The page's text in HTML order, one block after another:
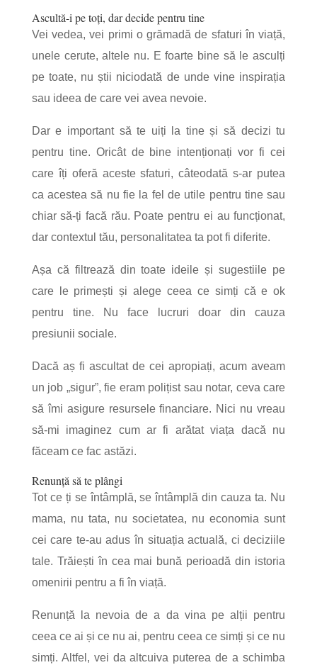
Ascultă-i pe toți, dar decide pentru tine
Vei vedea, vei primi o grămadă de sfaturi în viață,
unele cerute, altele nu. E foarte bine să le asculți
pe toate, nu știi niciodată de unde vine inspirația
sau ideea de care vei avea nevoie.
Dar e important să te uiți la tine și să decizi tu
pentru tine. Oricât de bine intenționați vor fi cei
care îți oferă aceste sfaturi, câteodată s-ar putea
ca acestea să nu fie la fel de utile pentru tine sau
chiar să-ți facă rău. Poate pentru ei au funcționat,
dar contextul tău, personalitatea ta pot fi diferite.
Așa că filtrează din toate ideile și sugestiile pe
care le primești și alege ceea ce simți că e ok
pentru tine. Nu face lucruri doar din cauza
presiunii sociale.
Dacă aș fi ascultat de cei apropiați, acum aveam
un job „sigur”, fie eram polițist sau notar, ceva care
să îmi asigure resursele financiare. Nici nu vreau
să-mi imaginez cum ar fi arătat viața dacă nu
făceam ce fac astăzi.
Renunță să te plângi
Tot ce ți se întâmplă, se întâmplă din cauza ta. Nu
mama, nu tata, nu societatea, nu economia sunt
cei care te-au adus în situația actuală, ci deciziile
tale. Trăiești în cea mai bună perioadă din istoria
omenirii pentru a fi în viață.
Renunță la nevoia de a da vina pe alții pentru
ceea ce ai și ce nu ai, pentru ceea ce simți și ce nu
simți. Altfel, vei da altcuiva puterea de a schimba